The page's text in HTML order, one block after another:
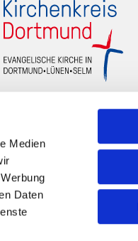
Medien
Daten